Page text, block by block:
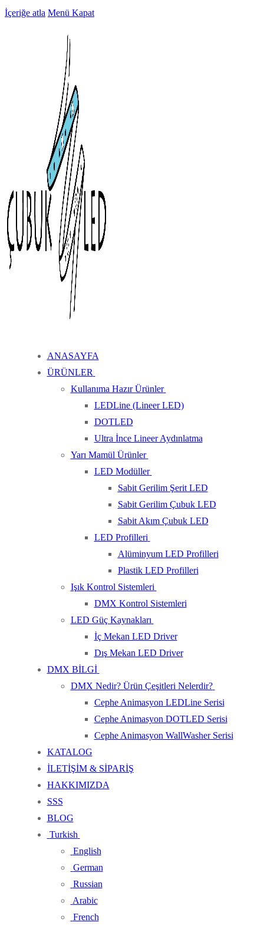
İçeriğe atla Menü Kapat
ANASAYFA
ÜRÜNLER
Kullanıma Hazır Ürünler
LEDLine (Lineer LED)
DOTLED
Ultra İnce Lineer Aydınlatma
Yarı Mamül Ürünler
LED Modüller
Sabit Gerilim Şerit LED
Sabit Gerilim Çubuk LED
Sabit Akım Çubuk LED
LED Profilleri
Alüminyum LED Profilleri
Plastik LED Profilleri
Işık Kontrol Sistemleri
DMX Kontrol Sistemleri
LED Güç Kaynakları
İç Mekan LED Driver
Dış Mekan LED Driver
DMX BİLGİ
DMX Nedir? Ürün Çeşitleri Nelerdir?
Cephe Animasyon LEDLine Serisi
Cephe Animasyon DOTLED Serisi
Cephe Animasyon WallWasher Serisi
KATALOG
İLETİŞİM & SİPARİŞ
HAKKIMIZDA
SSS
BLOG
Turkish
English
German
Russian
Arabic
French